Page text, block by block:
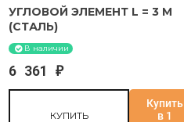
УГЛОВОЙ ЭЛЕМЕНТ L = 3 М
(СТАЛЬ)
В наличии
6 361 ₽
КУПИТЬ
Купить
в 1